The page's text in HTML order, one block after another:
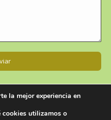
la mejor experiencia en
cookies utilizamos o